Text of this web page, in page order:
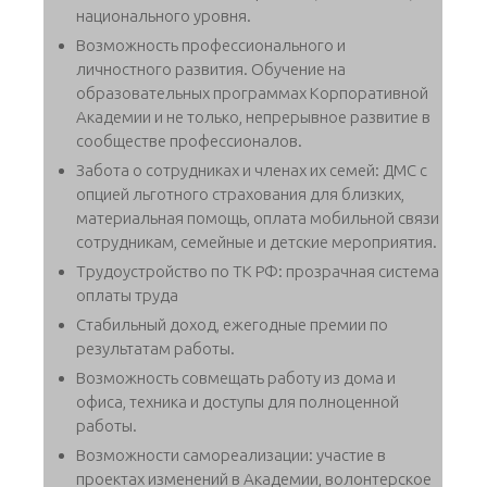
национального уровня.
Возможность профессионального и
личностного развития. Обучение на
образовательных программах Корпоративной
Академии и не только, непрерывное развитие в
сообществе профессионалов.
Забота о сотрудниках и членах их семей: ДМС с
опцией льготного страхования для близких,
материальная помощь, оплата мобильной связи
сотрудникам, семейные и детские мероприятия.
Трудоустройство по ТК РФ: прозрачная система
оплаты труда
Стабильный доход, ежегодные премии по
результатам работы.
Возможность совмещать работу из дома и
офиса, техника и доступы для полноценной
работы.
Возможности самореализации: участие в
проектах изменений в Академии, волонтерское